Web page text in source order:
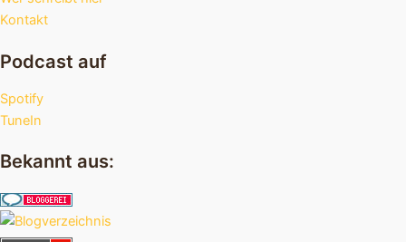
Kontakt
Podcast auf
Spotify
TuneIn
Bekannt aus: